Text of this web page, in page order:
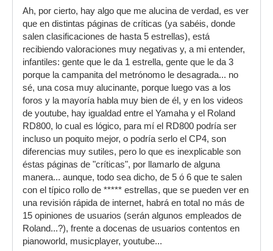
Ah, por cierto, hay algo que me alucina de verdad, es ver
que en distintas páginas de críticas (ya sabéis, donde
salen clasificaciones de hasta 5 estrellas), está
recibiendo valoraciones muy negativas y, a mi entender,
infantiles: gente que le da 1 estrella, gente que le da 3
porque la campanita del metrónomo le desagrada... no
sé, una cosa muy alucinante, porque luego vas a los
foros y la mayoría habla muy bien de él, y en los videos
de youtube, hay igualdad entre el Yamaha y el Roland
RD800, lo cual es lógico, para mí el RD800 podría ser
incluso un poquito mejor, o podría serlo el CP4, son
diferencias muy sutiles, pero lo que es inexplicable son
éstas páginas de "críticas", por llamarlo de alguna
manera... aunque, todo sea dicho, de 5 ó 6 que te salen
con el típico rollo de ***** estrellas, que se pueden ver en
una revisión rápida de internet, habrá en total no más de
15 opiniones de usuarios (serán algunos empleados de
Roland...?), frente a docenas de usuarios contentos en
pianoworld, musicplayer, youtube...